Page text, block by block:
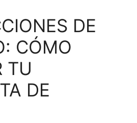
DE
CÓMO
TU
DE